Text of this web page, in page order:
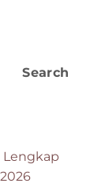
Search
Lengkap